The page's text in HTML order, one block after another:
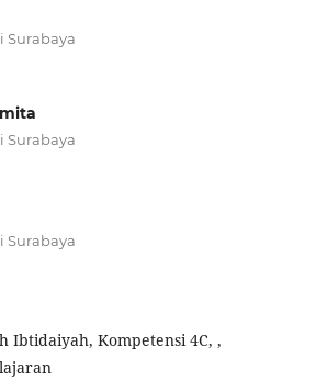
Surabaya
Surabaya
Surabaya
Ibtidaiyah, Kompetensi 4C, ,